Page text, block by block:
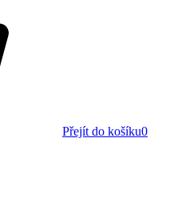
Přejít do košíku0